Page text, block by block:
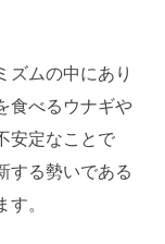
ズムの中にあり
食べるウナギや
安定なことで
する勢いである
。